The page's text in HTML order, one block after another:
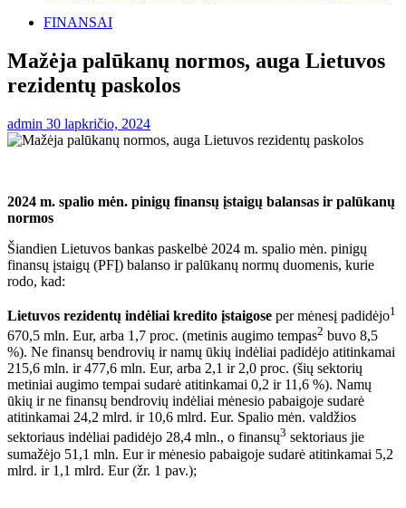
FINANSAI
Mažėja palūkanų normos, auga Lietuvos
rezidentų paskolos
admin 30 lapkričio, 2024
2024 m. spalio mėn. pinigų finansų įstaigų balansas ir palūkanų
normos
Šiandien Lietuvos bankas paskelbė 2024 m. spalio mėn. pinigų
finansų įstaigų (PFĮ) balanso ir palūkanų normų duomenis, kurie
rodo, kad:
Lietuvos rezidentų indėliai kredito įstaigose per mėnesį padidėjo1
670,5 mln. Eur, arba 1,7 proc. (metinis augimo tempas2 buvo 8,5
%). Ne finansų bendrovių ir namų ūkių indėliai padidėjo atitinkamai
215,6 mln. ir 477,6 mln. Eur, arba 2,1 ir 2,0 proc. (šių sektorių
metiniai augimo tempai sudarė atitinkamai 0,2 ir 11,6 %). Namų
ūkių ir ne finansų bendrovių indėliai mėnesio pabaigoje sudarė
atitinkamai 24,2 mlrd. ir 10,6 mlrd. Eur. Spalio mėn. valdžios
sektoriaus indėliai padidėjo 28,4 mln., o finansų3 sektoriaus jie
sumažėjo 51,1 mln. Eur ir mėnesio pabaigoje sudarė atitinkamai 5,2
mlrd. ir 1,1 mlrd. Eur (žr. 1 pav.);